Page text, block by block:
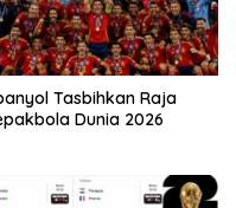
Tasbihkan Raja
Dunia 2026